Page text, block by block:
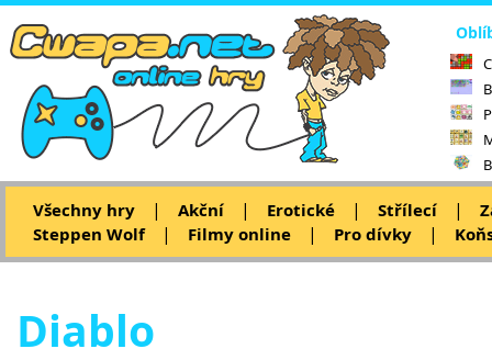
Všechny hry | Akční | Erotické | Střílecí |
Steppen Wolf
| Filmy online | Pro dívky |
Diablo